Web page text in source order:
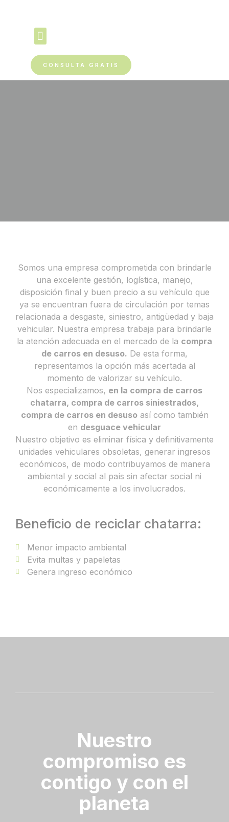
CONSULTA GRATIS
Somos una empresa comprometida con brindarle
una excelente gestión, logística, manejo,
disposición final y buen precio a su vehículo que
ya se encuentran fuera de circulación por temas
relacionada a desgaste, siniestro, antigüedad y baja
vehicular. Nuestra empresa trabaja para brindarle
la atención adecuada en el mercado de la compra
de carros en desuso. De esta forma,
representamos la opción más acertada al
momento de valorizar su vehículo.
Nos especializamos, en la compra de carros
chatarra, compra de carros siniestrados,
compra de carros en desusoasí como también
en desguace vehicular
Nuestro objetivo es eliminar física y definitivamente
unidades vehiculares obsoletas, generar ingresos
económicos, de modo contribuyamos de manera
ambiental y social al país sin afectar social ni
económicamente a los involucrados.
Beneficio de reciclar chatarra:
Menor impacto ambiental
Evita multas y papeletas
Genera ingreso económico
Nuestro
compromiso es
contigo y con el
planeta